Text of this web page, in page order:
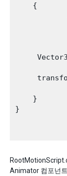
    {
    }
}
Animator 컴포넌